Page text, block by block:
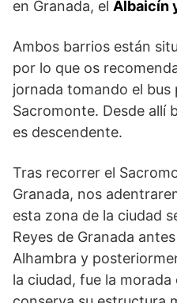
en Granada, el Albaicín
Ambos barrios están
por lo que os
jornada tomando el bus
Sacromonte. Desde allí
es descendente.
Tras recorrer el
Granada, nos
esta zona de la ciudad
Reyes de Granada
Alhambra y
la ciudad, fue la